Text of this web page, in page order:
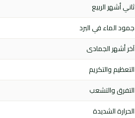
ثاني أشهر الربيع
جمود الماء في البرد
آخر أشهر الجمادى
التعظيم والتكريم
التفرق والتشعب
الحرارة الشديدة